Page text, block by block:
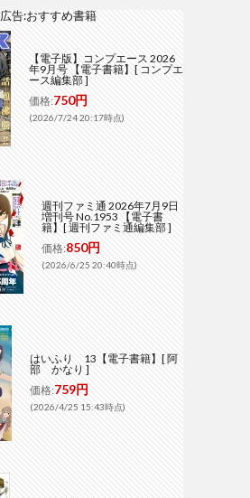
広告:おすすめ書籍
【電子版】コンプエース 2026
年9月号 【電子書籍】[ コンプエ
ース編集部 ]
価格:750円
(2026/7/24 20:17時点)
週刊ファミ通 2026年7月9日
増刊号 No.1953 【電子書
籍】[ 週刊ファミ通編集部 ]
価格:850円
(2026/6/25 20:40時点)
はいふり 13【電子書籍】[ 阿
部 かなり ]
価格:759円
(2026/4/25 15:43時点)